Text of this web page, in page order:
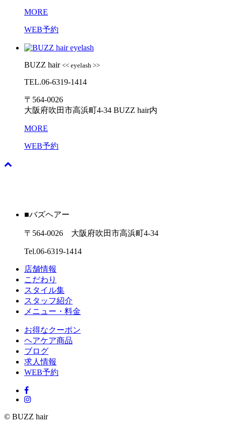
MORE
WEB予約
BUZZ hair << eyelash >>
TEL.06-6319-1414
〒564-0026
大阪府吹田市高浜町4-34 BUZZ hair内
MORE
WEB予約
■バズヘアー
〒564-0026 大阪府吹田市高浜町4-34
Tel.06-6319-1414
店舗情報
こだわり
スタイル集
スタッフ紹介
メニュー・料金
お得なクーポン
ヘアケア商品
ブログ
求人情報
WEB予約
© BUZZ hair